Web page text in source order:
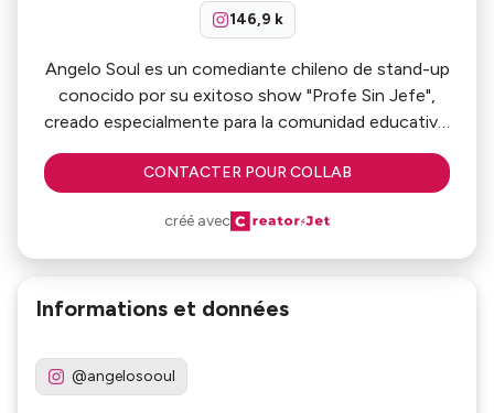
146,9 k
Angelo Soul es un comediante chileno de stand-up
conocido por su exitoso show "Profe Sin Jefe",
creado especialmente para la comunidad educativa.
Con una mezcla de humor, anécdotas escolares y
reflexiones sobre el sistema, conecta
área. Exprofesor por 8 años, Angelo transforma
sus vivencias en rutinas que sacan risas,
sala de clases.
CONTACTER POUR COLLAB
créé avec
Informations et données
@angelosooul